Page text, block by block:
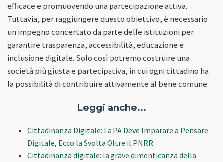
efficace e promuovendo una partecipazione attiva.
Tuttavia, per raggiungere questo obiettivo, è necessario
un impegno concertato da parte delle istituzioni per
garantire trasparenza, accessibilità, educazione e
inclusione digitale. Solo così potremo costruire una
società più giusta e partecipativa, in cui ogni cittadino ha
la possibilità di contribuire attivamente al bene comune.
Leggi anche...
Cittadinanza Digitale: La PA Deve Imparare a Pensare
Digitale, Ecco la Svolta Oltre il PNRR
Cittadinanza digitale: la grave dimenticanza della